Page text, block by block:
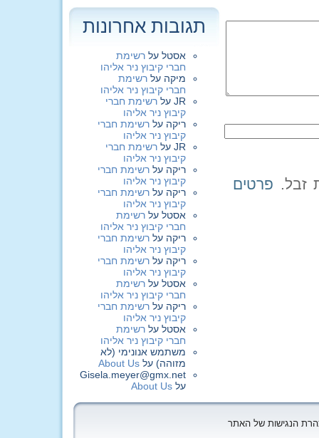
פרטים
תגובות אחרונות
אסטל על רשימת
חברי קיבוץ ניר אליהו
מיקה על רשימת
חברי קיבוץ ניר אליהו
JR על רשימת חברי
קיבוץ ניר אליהו
ריקה על רשימת חברי
קיבוץ ניר אליהו
JR על רשימת חברי
קיבוץ ניר אליהו
ריקה על רשימת חברי
קיבוץ ניר אליהו
ריקה על רשימת חברי
קיבוץ ניר אליהו
אסטל על רשימת
חברי קיבוץ ניר אליהו
ריקה על רשימת חברי
קיבוץ ניר אליהו
ריקה על רשימת חברי
קיבוץ ניר אליהו
אסטל על רשימת
חברי קיבוץ ניר אליהו
ריקה על רשימת חברי
קיבוץ ניר אליהו
אסטל על רשימת
חברי קיבוץ ניר אליהו
משתמש אנונימי (לא
מזוהה) על About Us
Gisela.meyer@gmx.net
על About Us
הנגישות של האתר